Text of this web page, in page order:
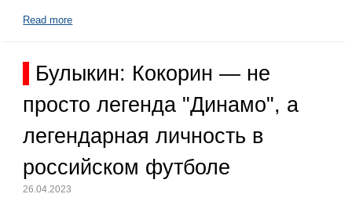
Read more
Булыкин: Кокорин — не
просто легенда "Динамо", а
легендарная личность в
российском футболе
26.04.2023